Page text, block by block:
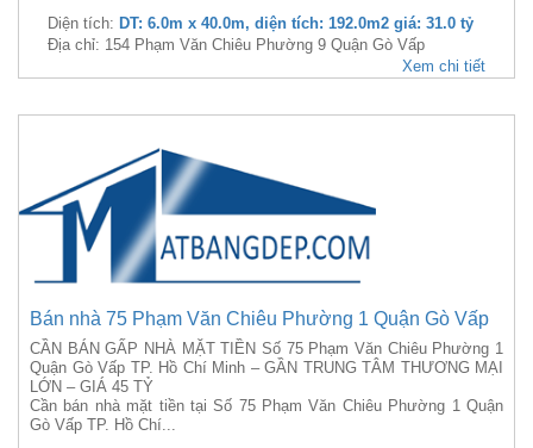
Diện tích: DT: 6.0m x 40.0m, diện tích: 192.0m2 giá: 31.0 tỷ
Địa chỉ: 154 Phạm Văn Chiêu Phường 9 Quận Gò Vấp
Xem chi tiết
Bán nhà 75 Phạm Văn Chiêu Phường 1 Quận Gò Vấp
CẦN BÁN GẤP NHÀ MẶT TIỀN Số 75 Phạm Văn Chiêu Phường 1
Quận Gò Vấp TP. Hồ Chí Minh – GẦN TRUNG TÂM THƯƠNG MẠI
LỚN – GIÁ 45 TỶ
Cần bán nhà mặt tiền tại Số 75 Phạm Văn Chiêu Phường 1 Quận
Gò Vấp TP. Hồ Chí...